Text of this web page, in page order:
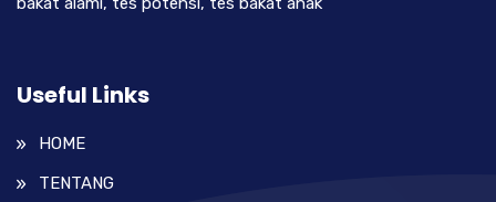
Useful Links
HOME
TENTANG